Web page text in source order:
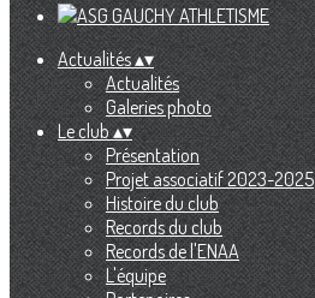
Actualités▴▾
Actualités
Galeries photo
Le club▴▾
Présentation
Projet associatif 2023-2025
Histoire du club
Records du club
Records de l'ENAA
L'équipe